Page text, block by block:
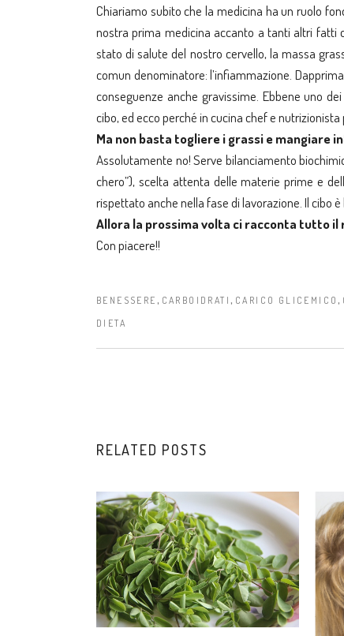
Chiariamo subito che la medicina ha un ruolo
nostra prima medicina accanto a tanti altri fatti
stato di salute del nostro cervello, la massa
comun denominatore: l’infiammazione.
conseguenze anche gravissime. Ebbene uno
cibo, ed ecco perché in cucina chef e
Ma non basta togliere i grassi e mangiare
Assolutamente no! Serve bilanciamento
chero”), scelta attenta delle materie prime e
rispettato anche nella fase di lavorazione. Il cibo
Allora la prossima volta ci racconta tutto il
Con piacere!!
BENESSERE , CARBOIDRATI , CARICO GLICEMICO ,
DIETA
RELATED POSTS